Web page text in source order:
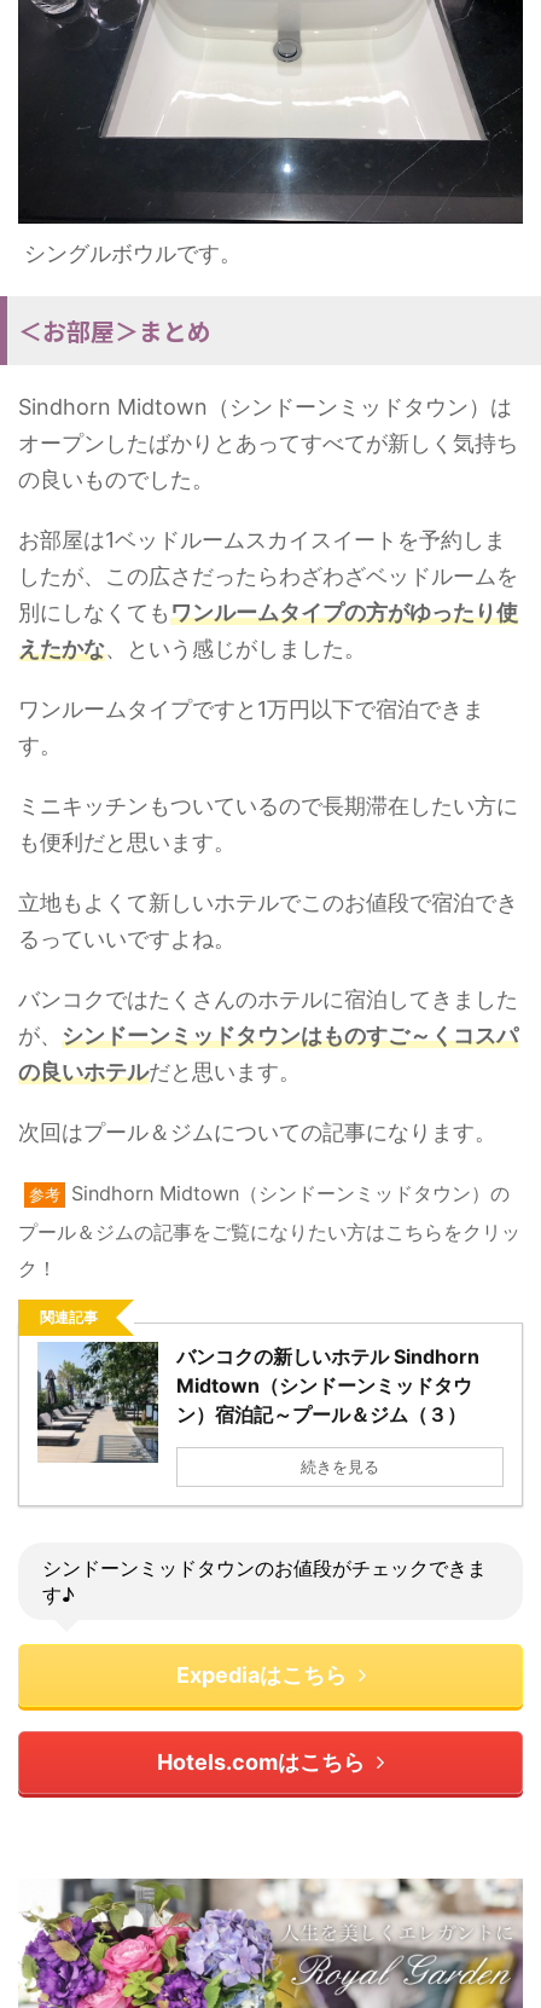
シングルボウルです。
＜お部屋＞まとめ
Sindhorn Midtown（シンドーンミッドタウン）は
オープンしたばかりとあってすべてが新しく気持ち
の良いものでした。
お部屋は1ベッドルームスカイスイートを予約しま
したが、この広さだったらわざわざベッドルームを
別にしなくてもワンルームタイプの方がゆったり使
えたかな、という感じがしました。
ワンルームタイプですと1万円以下で宿泊できま
す。
ミニキッチンもついているので長期滞在したい方に
も便利だと思います。
立地もよくて新しいホテルでこのお値段で宿泊でき
るっていいですよね。
バンコクではたくさんのホテルに宿泊してきました
が、 シンドーンミッドタウンはものすご～くコスパ
の良いホテルだと思います。
次回はプール＆ジムについての記事になります。
参考
Sindhorn Midtown（シンドーンミッドタウン）の
プール＆ジムの記事をご覧になりたい方はこちらをクリッ
ク！
関連記事
バンコクの新しいホテル Sindhorn
Midtown（シンドーンミッドタウ
ン）宿泊記～プール＆ジム（３）
続きを見る
シンドーンミッドタウンのお値段がチェックできま
す♪
Expediaはこちら
Hotels.comはこちら